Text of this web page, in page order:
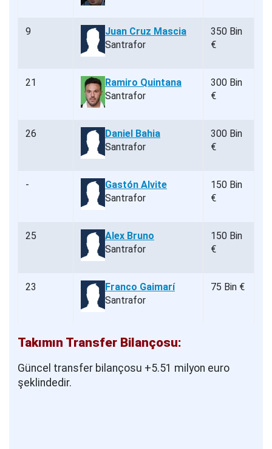
9
Juan Cruz Mascia
Santrafor
350 Bin
€
21
Ramiro Quintana
Santrafor
300 Bin
€
26
Daniel Bahia
Santrafor
300 Bin
€
-
Gastón Alvite
Santrafor
150 Bin
€
25
Alex Bruno
Santrafor
150 Bin
€
23
Franco Gaimarí
Santrafor
75 Bin €
Takımın Transfer Bilançosu:
Güncel transfer bilançosu +5.51 milyon euro
şeklindedir.